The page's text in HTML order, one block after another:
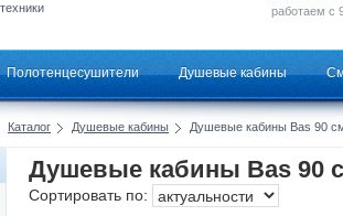
работаем с
Полотенцесушители Душевые кабины
Каталог Душевые кабины Душевые кабины Bas 90
Душевые кабины Bas 90
Сортировать по: